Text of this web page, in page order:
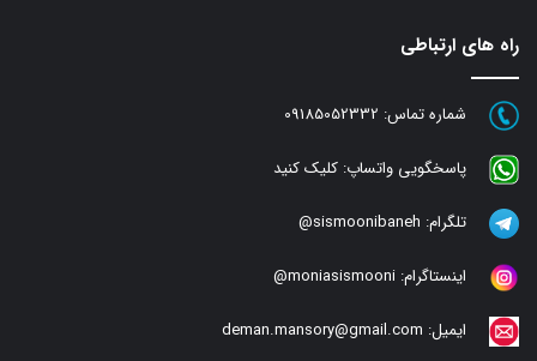
راه های ارتباطی
شماره تماس: 09185052332
پاسخگویی واتساپ: کلیک کنید
تلگرام: sismoonibaneh@
اینستاگرام: moniasismooni@
ایمیل: deman.mansory@gmail.com